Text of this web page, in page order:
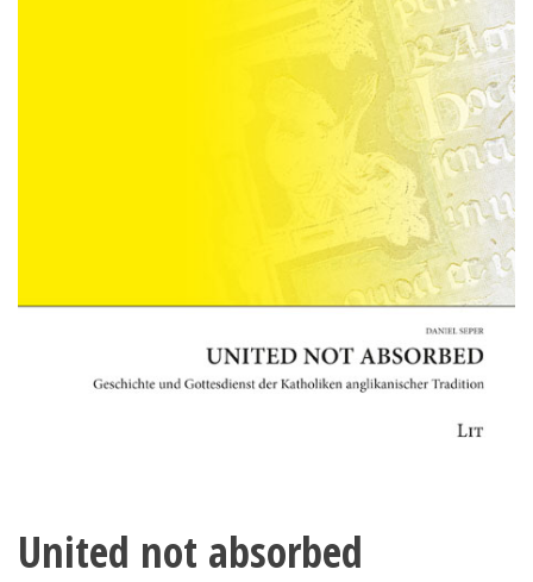
United not absorbed